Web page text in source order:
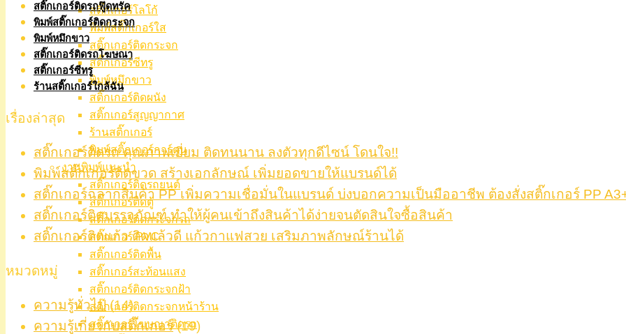
สติ๊กเกอร์โลโก้
พิมพ์สติ๊กเกอร์ใส
สติ๊กเกอร์ติดกระจก
สติ๊กเกอร์ซีทรู
พิมพ์หมึกขาว
สติ๊กเกอร์ติดผนัง
สติ๊กเกอร์สูญญากาศ
ร้านสติ๊กเกอร์
พิมพ์สติ๊กเกอร์การ์ตูน
งานพิมพ์แนะนำ
สติ๊กเกอร์ติดรถยนต์
สติ๊กเกอร์ติดตู้
สติ๊กเกอร์ติดกระจกรถ
สติ๊กเกอร์ PVC
สติ๊กเกอร์ติดพื้น
สติ๊กเกอร์สะท้อนแสง
สติ๊กเกอร์ติดกระจกฝ้า
สติ๊กเกอร์ติดกระจกหน้าร้าน
สติ๊กเกอร์โฆษณาติดรถ
สติ๊กเกอร์ติดรถฟู๊ดทรัค
พิมพ์สติ๊กเกอร์ติดกระจก
พิมพ์หมึกขาว
สติ๊กเกอร์ติดรถโฆษณา
สติ๊กเกอร์ซีทรู
ร้านสติ๊กเกอร์ใกล้ฉัน
เรื่องล่าสุด
สติ๊กเกอร์ติดรถ คุณภาพเยี่ยม ติดทนนาน ลงตัวทุกดีไซน์ โดนใจ!!
พิมพ์สติ๊กเกอร์ติดขวด สร้างเอกลักษณ์ เพิ่มยอดขายให้แบรนด์ได้
สติ๊กเกอร์ฉลากสินค้า PP เพิ่มความเชื่อมั่นในแบรนด์ บ่งบอกความเป็นมืออาชีพ ต้องสั่งสติ๊กเกอร์ PP
สติ๊กเกอร์ติดบรรจุภัณฑ์ ทำให้ผู้คนเข้าถึงสินค้าได้ง่ายจนตัดสินใจซื้อสินค้า
สติ๊กเกอร์ติดแก้ว ติดแล้วดี แก้วกาแฟสวย เสริมภาพลักษณ์ร้านได้
หมวดหมู่
ความรู้ทั่วไป(14)
ความรู้เกี่ยวกับสติ๊กเกอร์(19)